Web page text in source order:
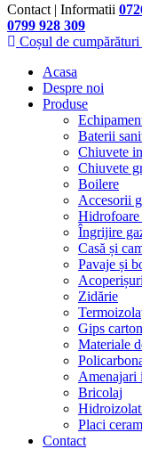
Contact | Informatii
0799 928 309
Coșul de cumpărături
Acasa
Despre noi
Produse
Baterii
Chiuvete
Chiuvete
Boilere
Accesorii
Hidrofoare
Îngrijire
Casă și
Pavaje și
Acoperișuri
Zidărie
Gips carton
Materiale
Amenajari
Bricolaj
Placi
Contact